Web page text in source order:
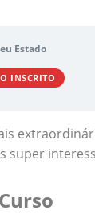
Estado
INSCRITO
super